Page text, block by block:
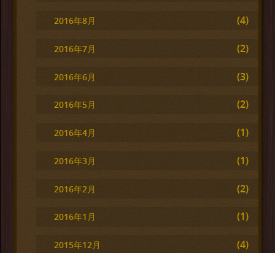
2016年8月 (4)
2016年7月 (2)
2016年6月 (3)
2016年5月 (2)
2016年4月 (1)
2016年3月 (1)
2016年2月 (2)
2016年1月 (1)
2015年12月
(4)